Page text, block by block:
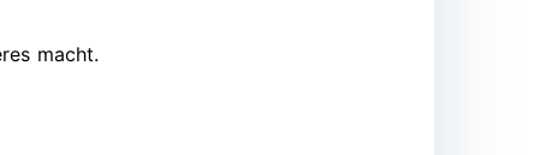
macht.